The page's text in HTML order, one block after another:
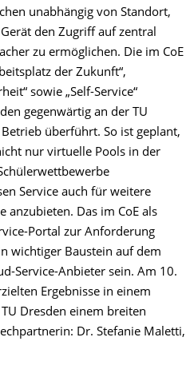
unabhängig von Standort,
den Zugriff auf zentral
zu ermöglichen. Die im CoE
der Zukunft“,
sowie „Self-Service“
gegenwärtig an der TU
überführt. So ist geplant,
nur virtuelle Pools in der
Service auch für weitere
anzubieten. Das im CoE als
Portal zur Anforderung
wichtiger Baustein auf dem
Service-Anbieter sein. Am 10.
Ergebnisse in einem
Dresden einem breiten
Dr. Stefanie Maletti,